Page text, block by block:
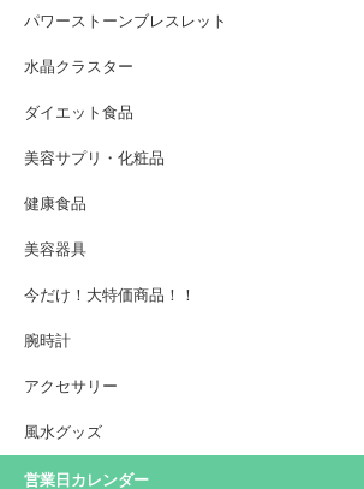
パワーストーンブレスレット
水晶クラスター
ダイエット食品
美容サプリ・化粧品
健康食品
美容器具
今だけ！大特価商品！！
腕時計
アクセサリー
風水グッズ
営業日カレンダー